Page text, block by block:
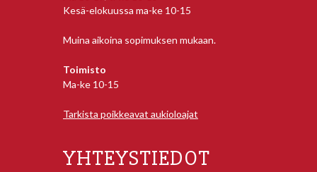
Kesä-elokuussa ma-ke 10-15
Muina aikoina sopimuksen mukaan.
Toimisto
Ma-ke 10-15
Tarkista poikkeavat aukioloajat
YHTEYSTIEDOT